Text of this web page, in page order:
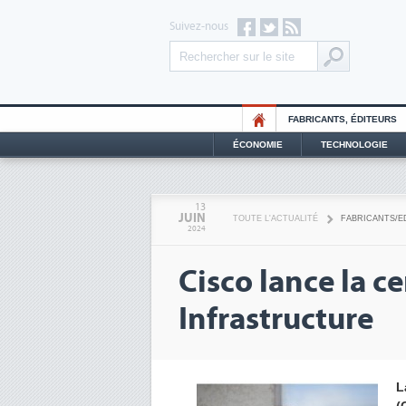
Suivez-nous
FABRICANTS, ÉDITEURS
ÉCONOMIE TECHNOLOGIE
13
JUIN
2024
TOUTE L'ACTUALITÉ FABRICANTS/
Cisco lance la
Infrastructure